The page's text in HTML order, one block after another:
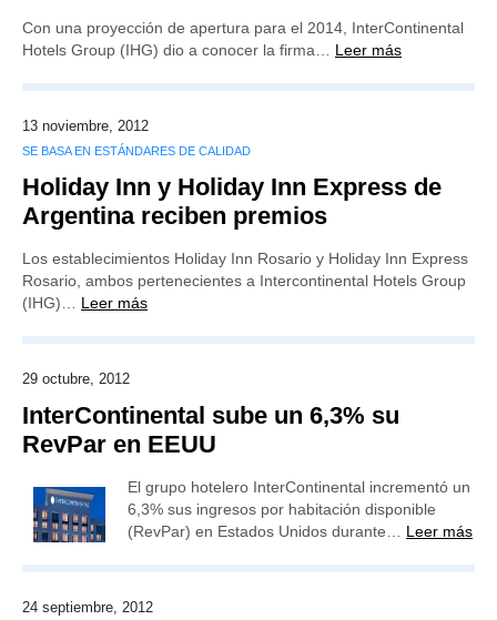
Con una proyección de apertura para el 2014, InterContinental
Hotels Group (IHG) dio a conocer la firma… Leer más
13 noviembre, 2012
SE BASA EN ESTÁNDARES DE CALIDAD
Holiday Inn y Holiday Inn Express de
Argentina reciben premios
Los establecimientos Holiday Inn Rosario y Holiday Inn Express
Rosario, ambos pertenecientes a Intercontinental Hotels Group
(IHG)… Leer más
29 octubre, 2012
InterContinental sube un 6,3% su
RevPar en EEUU
El grupo hotelero InterContinental incrementó un
6,3% sus ingresos por habitación disponible
(RevPar) en Estados Unidos durante… Leer más
24 septiembre, 2012